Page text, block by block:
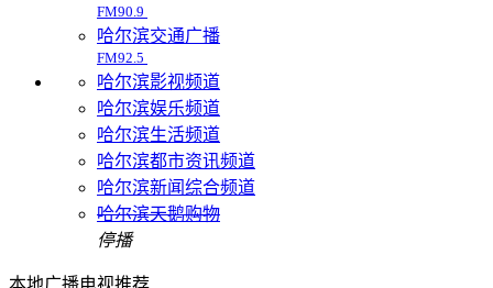
FM90.9
哈尔滨交通广播
FM92.5
哈尔滨影视频道
哈尔滨娱乐频道
哈尔滨生活频道
哈尔滨都市资讯频道
哈尔滨新闻综合频道
哈尔滨天鹅购物
停播
本地广播电视推荐